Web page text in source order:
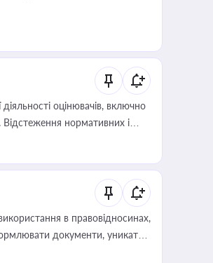
оцінювачів, включно
Відстеження нормативних і
оподаткування,
діяльності
в правовідносинах,
документи, уникати